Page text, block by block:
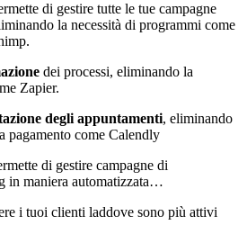
di gestire tutte le tue campagne
la necessità di programmi come
dei processi, eliminando la
Zapier.
degli appuntamenti, eliminando
pagamento come Calendly
di gestire campagne di
in maniera automatizzata…
i tuoi clienti laddove sono più attivi